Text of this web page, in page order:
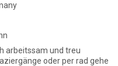
arbeitssam und treu
oder per rad gehe